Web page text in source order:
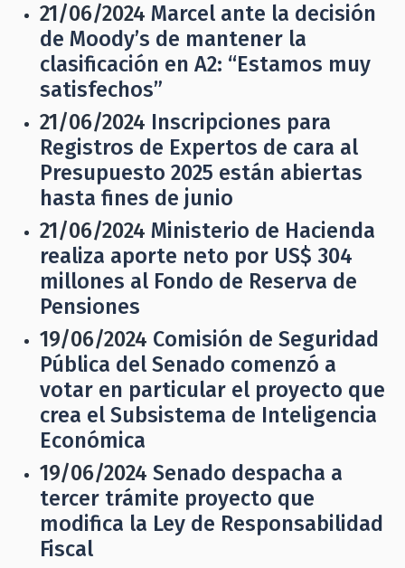
21/06/2024 Marcel ante la decisión
de Moody’s de mantener la
clasificación en A2: “Estamos muy
satisfechos”
21/06/2024 Inscripciones para
Registros de Expertos de cara al
Presupuesto 2025 están abiertas
hasta fines de junio
21/06/2024 Ministerio de Hacienda
realiza aporte neto por US$ 304
millones al Fondo de Reserva de
Pensiones
19/06/2024 Comisión de Seguridad
Pública del Senado comenzó a
votar en particular el proyecto que
crea el Subsistema de Inteligencia
Económica
19/06/2024 Senado despacha a
tercer trámite proyecto que
modifica la Ley de Responsabilidad
Fiscal